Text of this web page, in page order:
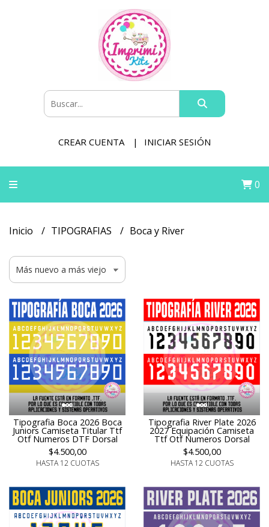
CREAR CUENTA INICIAR SESIÓN
0
Inicio TIPOGRAFIAS Boca y River
Tipografia Boca 2026 Boca
Juniors Camiseta Titular Ttf
Otf Numeros DTF Dorsal
$4.500,00
HASTA 12 CUOTAS
Tipografia River Plate 2026
2027 Equipación Camiseta
Ttf Otf Numeros Dorsal
$4.500,00
HASTA 12 CUOTAS